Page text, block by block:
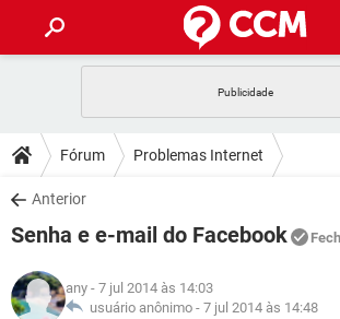
CELULAR FACEBOOK
OUTLOOK
INSTAGRAM GMAIL
GUIA DE COMPRAS
DICAS
JOGOS WHATSAPP
INSTAGRAM
DOWNLOADS
JOGOS WHATSAPP
CELULAR
OUTLOOK EXCEL
JOGOS
GLOSSÁRIO
Fórum Problemas Internet
Anterior
Senha e e-mail do Facebook
any - 7 jul 2014 às 14:03
usuário anônimo - 7 jul 2014 às 14:48